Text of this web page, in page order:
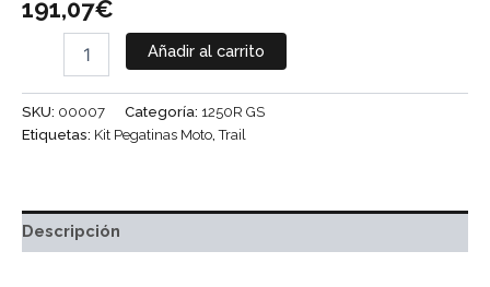
191,07€
Añadir al carrito
SKU: 00007 Categoría: 1250R GS
Etiquetas: Kit Pegatinas Moto,Trail
Descripción